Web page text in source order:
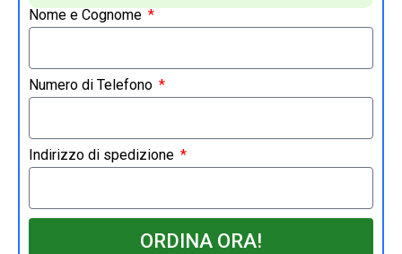
Nome e Cognome
Numero di Telefono
Indirizzo di spedizione
ORDINA ORA!